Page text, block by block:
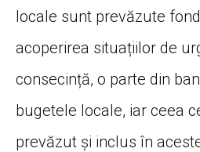
locale sunt prevăzute
acoperirea situațiilor de
consecință, o parte din
bugetele locale, iar ceea
prevăzut și inclus în